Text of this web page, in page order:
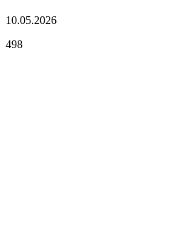
10.05.2026
498